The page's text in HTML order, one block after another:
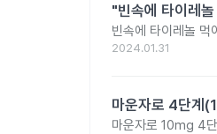
"빈속에 타이레
빈속에 타이레놀 먹
2024.01.31
마운자로 4단계
마운자로 10mg 4